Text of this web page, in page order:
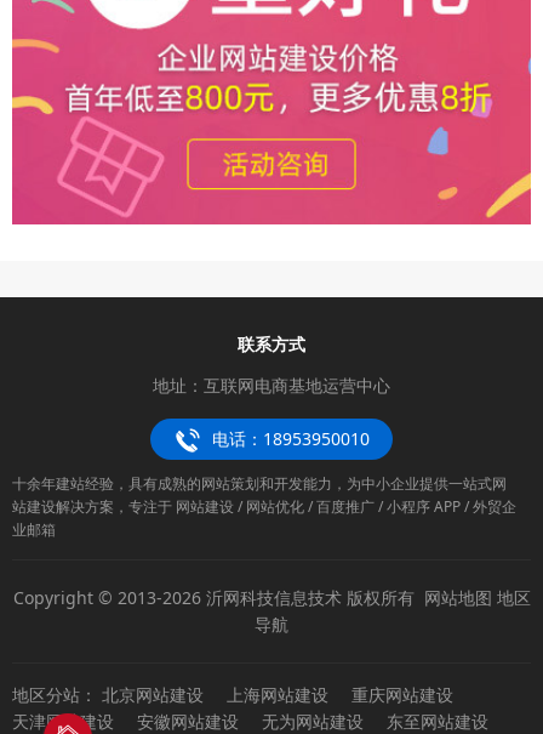
联系方式
地址：互联网电商基地运营中心
电话：18953950010
十余年建站经验，具有成熟的网站策划和开发能力，为中小企业提供一站式网
站建设解决方案，专注于 网站建设 / 网站优化 / 百度推广 / 小程序 APP / 外贸企
业邮箱
Copyright © 2013-2026 沂网科技信息技术 版权所有 网站地图 地区
导航
地区分站： 北京网站建设 上海网站建设
重庆网站建设
天津网站建设
安徽网站建设 无为网站建设 东至网站建设